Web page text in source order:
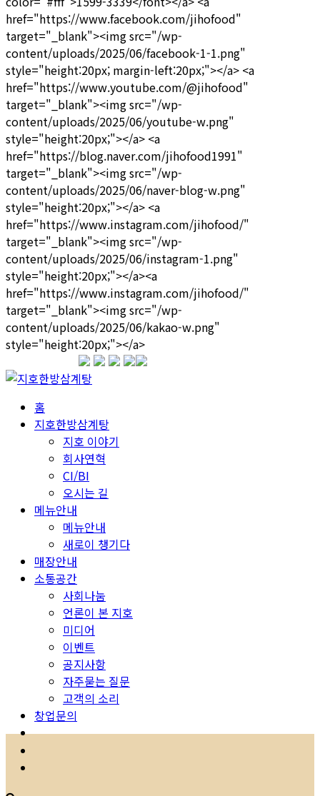
홈
지호한방삼계탕
지호 이야기
회사연혁
CI/BI
오시는 길
메뉴안내
메뉴안내
새로이 챙기다
매장안내
소통공간
사회나눔
언론이 본 지호
미디어
이벤트
공지사항
자주묻는 질문
고객의 소리
창업문의